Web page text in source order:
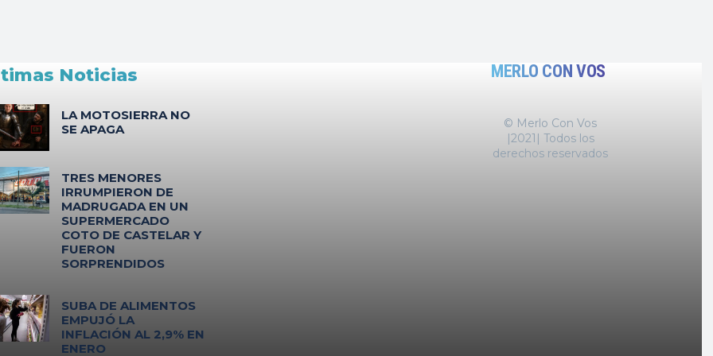
Noticias
LA MOTOSIERRA NO
SE APAGA
TRES MENORES
IRRUMPIERON DE
MADRUGADA EN UN
SUPERMERCADO
COTO DE CASTELAR Y
FUERON
SORPRENDIDOS
SUBA DE ALIMENTOS
EMPUJÓ LA
INFLACIÓN AL 2,9% EN
ENERO
MERLO CON VOS
© Merlo Con Vos
|2021| Todos los
derechos reservados